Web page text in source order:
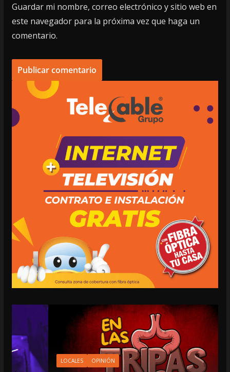
Guardar mi nombre, correo electrónico y sitio web en
este navegador para la próxima vez que haga un
comentario.
LOCALES OPINIÓN